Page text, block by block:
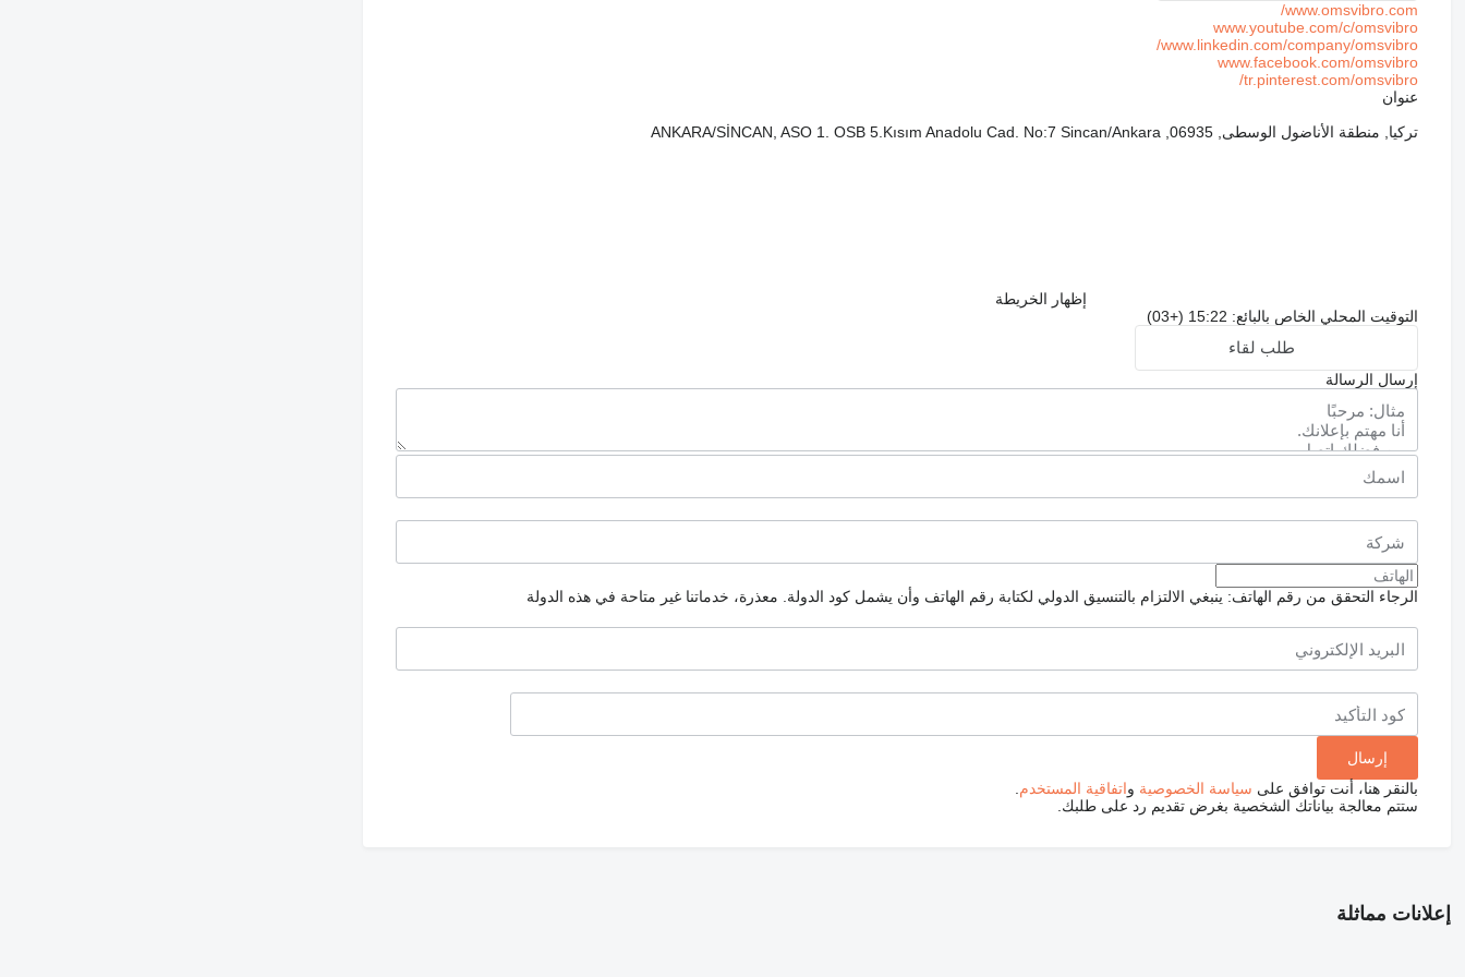
www.omsvibro.com/
www.youtube.com/c/omsvibro
www.linkedin.com/company/omsvibro/
www.facebook.com/omsvibro
tr.pinterest.com/omsvibro/
عنوان
تركيا, منطقة الأناضول الوسطى, 06935, ANKARA/SİNCAN, ASO 1. OSB 5.Kısım Anadolu Cad. No:7 Sincan/Ankara
إظهار الخريطة
التوقيت المحلي الخاص بالبائع: 15:22 (+03)
طلب لقاء
إرسال الرسالة
الرجاء التحقق من رقم الهاتف: ينبغي الالتزام بالتنسيق الدولي لكتابة رقم الهاتف وأن يشمل كود الدولة. معذرة، خدماتنا غير متاحة في هذه الدولة
بالنقر هنا، أنت توافق على سياسة الخصوصية واتفاقية المستخدم.
ستتم معالجة بياناتك الشخصية بغرض تقديم رد على طلبك.
إعلانات مماثلة